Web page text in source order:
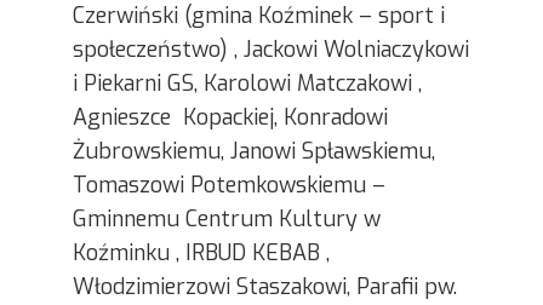
Czerwiński (gmina Koźminek – sport i
społeczeństwo) , Jackowi Wolniaczykowi
i Piekarni GS, Karolowi Matczakowi ,
Agnieszce Kopackiej, Konradowi
Żubrowskiemu, Janowi Spławskiemu,
Tomaszowi Potemkowskiemu –
Gminnemu Centrum Kultury w
Koźminku , IRBUD KEBAB ,
Włodzimierzowi Staszakowi, Parafii pw.